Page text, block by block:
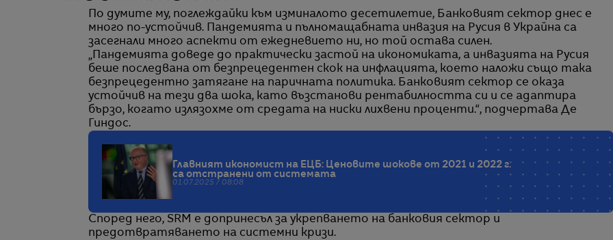
По думите му, поглеждайки към изминалото десетилетие, Банковият сектор днес е
много по-устойчив. Пандемията и пълномащабната инвазия на Русия в Украйна са
засегнали много аспекти от ежедневието ни, но той остава силен.
„Пандемията доведе до практически застой на икономиката, а инвазията на Русия
беше последвана от безпрецедентен скок на инфлацията, което наложи също така
безпрецедентно затягане на паричната политика. Банковият сектор се оказа
устойчив на тези два шока, като възстанови рентабилността си и се адаптира
бързо, когато излязохме от средата на ниски лихвени проценти.“, подчертава Де
Гиндос.
Главният икономист на ЕЦБ: Ценовите шокове от 2021 и 2022 г.
са отстранени от системата
01.07.2025 / 08:08
Според него, SRM е допринесъл за укрепването на банковия сектор и
предотвратяването на системни кризи.